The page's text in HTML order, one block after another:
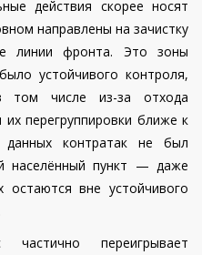
действия скорее носят
направлены на зачистку
линии фронта. Это зоны
устойчивого контроля,
числе из-за отхода
перегруппировки ближе к
контратак не был
населённый пункт — даже
остаются вне устойчивого
переигрывает